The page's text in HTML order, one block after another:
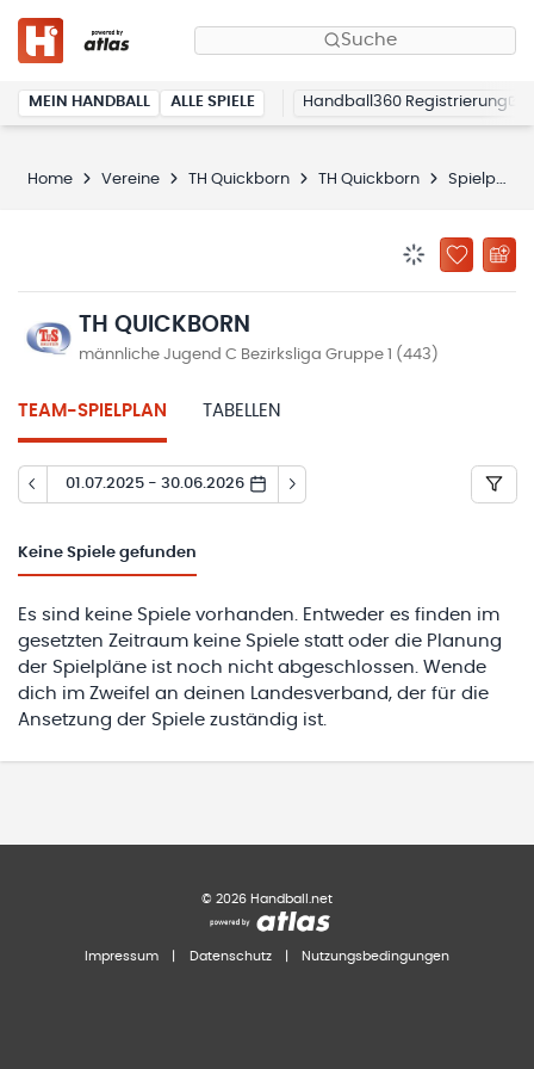
Suche
MEIN HANDBALL ALLE SPIELE Handball360 Registrierung
Home Vereine TH Quickborn TH Quickborn Spielplan
ZU
TH QUICKBORN
männliche Jugend C Bezirksliga Gruppe 1 (443)
TEAM-SPIELPLAN TABELLEN
01.07.2025 - 30.06.2026
Keine Spiele gefunden
Es sind keine Spiele vorhanden. Entweder es finden im
gesetzten Zeitraum keine Spiele statt oder die Planung
der Spielpläne ist noch nicht abgeschlossen. Wende
dich im Zweifel an deinen Landesverband, der für die
Ansetzung der Spiele zuständig ist.
© 2026 Handball.net
Impressum Datenschutz Nutzungsbedingungen